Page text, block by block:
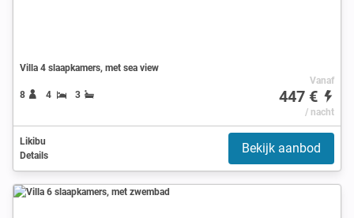
Villa 4 slaapkamers, met sea view
8 4 3
Vanaf
447 €
/ nacht
Likibu
Details
Bekijk aanbod